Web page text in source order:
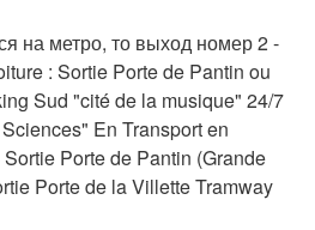
на метро, то выход номер 2 -
: Sortie Porte de Pantin ou
Sud "cité de la musique" 24/7
En Transport en
Porte de Pantin (Grande
Porte de la Villette Tramway